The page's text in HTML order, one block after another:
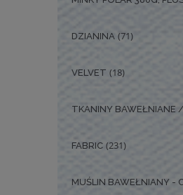
DZIANINA (71)
VELVET (18)
TKANINY BAWEŁNIANE
FABRIC (231)
MUŚLIN BAWEŁNIANY -